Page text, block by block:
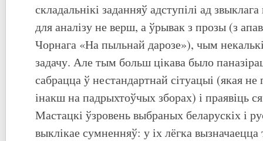
складальнікі заданняў адступілі ад
для аналізу не верш, а ўрывак з прозы (з
Чорнага «На пыльнай дарозе»), чым
задачу. Але тым больш цікава было
сабрацца ў нестандартнай сітуацыі (якая не
інакш на падрыхтоўчых зборах) і праявіць
Мастацкі ўзровень выбраных беларускіх і
выклікае сумненняў: у іх лёгка вызначаецца